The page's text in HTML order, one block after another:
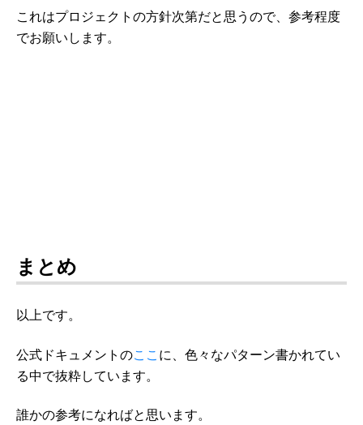
これはプロジェクトの方針次第だと思うので、参考程度
でお願いします。
まとめ
以上です。
公式ドキュメントのここに、色々なパターン書かれてい
る中で抜粋しています。
誰かの参考になればと思います。